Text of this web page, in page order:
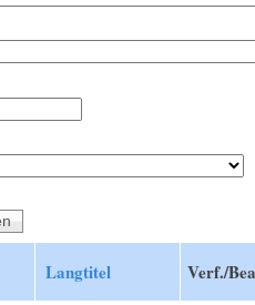
Langtitel Verf./